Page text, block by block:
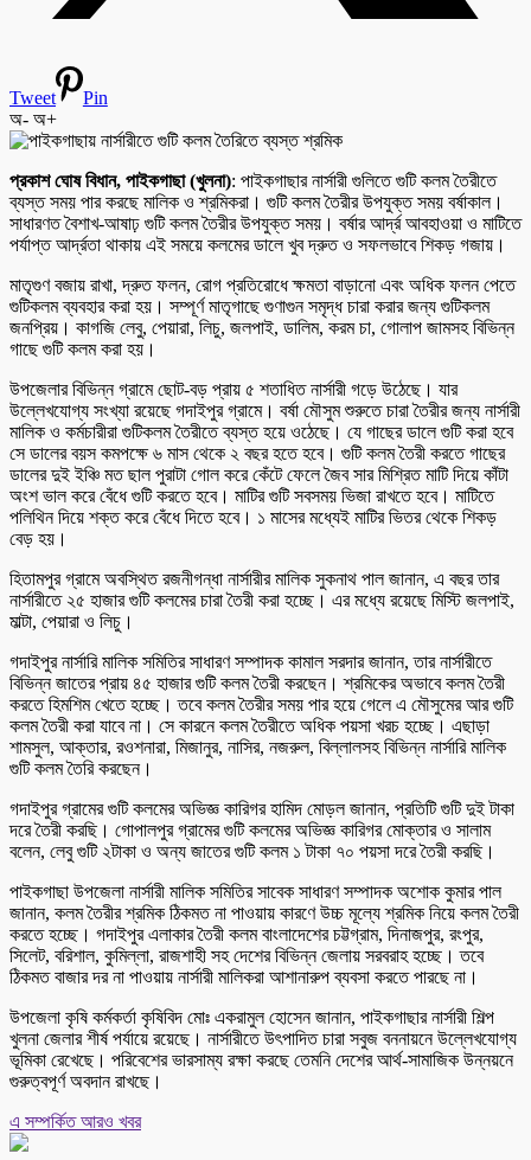
Tweet
Pin
অ- অ+
প্রকাশ ঘোষ বিধান, পাইকগাছা (খুলনা): পাইকগাছার নার্সারী গুলিতে গুটি কলম তৈরীতে
ব্যস্ত সময় পার করছে মালিক ও শ্রমিকরা। গুটি কলম তৈরীর উপযুক্ত সময় বর্ষাকাল।
সাধারণত বৈশাখ-আষাঢ় গুটি কলম তৈরীর উপযুক্ত সময়। বর্ষার আর্দ্র আবহাওয়া ও মাটিতে
পর্যাপ্ত আর্দ্রতা থাকায় এই সময়ে কলমের ডালে খুব দ্রুত ও সফলভাবে শিকড় গজায়।
মাতৃগুণ বজায় রাখা, দ্রুত ফলন, রোগ প্রতিরোধে ক্ষমতা বাড়ানো এবং অধিক ফলন পেতে
গুটিকলম ব্যবহার করা হয়। সম্পূর্ণ মাতৃগাছে গুণাগুন সমৃদ্ধ চারা করার জন্য গুটিকলম
জনপ্রিয়। কাগজি লেবু, পেয়ারা, লিচু, জলপাই, ডালিম, করম চা, গোলাপ জামসহ বিভিন্ন
গাছে গুটি কলম করা হয়।
উপজেলার বিভিন্ন গ্রামে ছোট-বড় প্রায় ৫ শতাধিত নার্সারী গড়ে উঠেছে। যার
উল্লেখযোগ্য সংখ্যা রয়েছে গদাইপুর গ্রামে। বর্ষা মৌসুম শুরুতে চারা তৈরীর জন্য নার্সারী
মালিক ও কর্মচারীরা গুটিকলম তৈরীতে ব্যস্ত হয়ে ওঠেছে। যে গাছের ডালে গুটি করা হবে
সে ডালের বয়স কমপক্ষে ৬ মাস থেকে ২ বছর হতে হবে। গুটি কলম তৈরী করতে গাছের
ডালের দুই ইঞ্চি মত ছাল পুরাটা গোল করে কেঁটে ফেলে জৈব সার মিশ্রিত মাটি দিয়ে কাঁটা
অংশ ভাল করে বেঁধে গুটি করতে হবে। মাটির গুটি সবসময় ভিজা রাখতে হবে। মাটিতে
পলিথিন দিয়ে শক্ত করে বেঁধে দিতে হবে। ১ মাসের মধ্যেই মাটির ভিতর থেকে শিকড়
বেড় হয়।
হিতামপুর গ্রামে অবস্থিত রজনীগন্ধা নার্সারীর মালিক সুকনাথ পাল জানান, এ বছর তার
নার্সারীতে ২৫ হাজার গুটি কলমের চারা তৈরী করা হচ্ছে। এর মধ্যে রয়েছে মিস্টি জলপাই,
মাল্টা, পেয়ারা ও লিচু।
গদাইপুর নার্সারি মালিক সমিতির সাধারণ সম্পাদক কামাল সরদার জানান, তার নার্সারীতে
বিভিন্ন জাতের প্রায় ৪৫ হাজার গুটি কলম তৈরী করছেন। শ্রমিকের অভাবে কলম তৈরী
করতে হিমশিম খেতে হচ্ছে। তবে কলম তৈরীর সময় পার হয়ে গেলে এ মৌসুমের আর গুটি
কলম তৈরী করা যাবে না। সে কারনে কলম তৈরীতে অধিক পয়সা খরচ হচ্ছে। এছাড়া
শামসুল, আক্তার, রওশনারা, মিজানুর, নাসির, নজরুল, বিল্লালসহ বিভিন্ন নার্সারি মালিক
গুটি কলম তৈরি করছেন।
গদাইপুর গ্রামের গুটি কলমের অভিজ্ঞ কারিগর হামিদ মোড়ল জানান, প্রতিটি গুটি দুই টাকা
দরে তৈরী করছি। গোপালপুর গ্রামের গুটি কলমের অভিজ্ঞ কারিগর মোক্তার ও সালাম
বলেন, লেবু গুটি ২টাকা ও অন্য জাতের গুটি কলম ১ টাকা ৭০ পয়সা দরে তৈরী করছি।
পাইকগাছা উপজেলা নার্সারী মালিক সমিতির সাবেক সাধারণ সম্পাদক অশোক কুমার পাল
জানান, কলম তৈরীর শ্রমিক ঠিকমত না পাওয়ায় কারণে উচ্চ মূল্যে শ্রমিক নিয়ে কলম তৈরী
করতে হচ্ছে। গদাইপুর এলাকার তৈরী কলম বাংলাদেশের চট্টগ্রাম, দিনাজপুর, রংপুর,
সিলেট, বরিশাল, কুমিল্লা, রাজশাহী সহ দেশের বিভিন্ন জেলায় সরবরাহ হচ্ছে। তবে
ঠিকমত বাজার দর না পাওয়ায় নার্সারী মালিকরা আশানারুপ ব্যবসা করতে পারছে না।
উপজেলা কৃষি কর্মকর্তা কৃষিবিদ মোঃ একরামুল হোসেন জানান, পাইকগাছার নার্সারী শিল্প
খুলনা জেলার শীর্ষ পর্যায়ে রয়েছে। নার্সারীতে উৎপাদিত চারা সবুজ বননায়নে উল্লেখযোগ্য
ভূমিকা রেখেছে। পরিবেশের ভারসাম্য রক্ষা করছে তেমনি দেশের আর্থ-সামাজিক উন্নয়নে
গুরুত্বপূর্ণ অবদান রাখছে।
এ সম্পর্কিত আরও খবর